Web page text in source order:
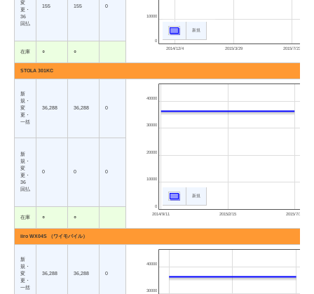
2014/12/4 2015/3/29 2015/7/23
0
10000
新規
変
更・
36
回払
155 155 0
在庫 ○ ○
STOLA 301KC
新
規・
変
更・
一括
36,288 36,288 0
2014/9/11 2015/2/15 2015/7/23
0
10000
20000
30000
40000
新規
新
規・
変
更・
36
回払
0 0 0
在庫 ○ ○
iiro WX04S （ワイモバイル）
新
規・
変
更・
一括
36,288 36,288 0
30000
40000